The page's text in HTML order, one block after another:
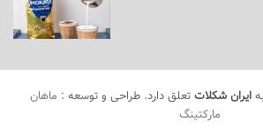
ایران شکلات تعلق دارد. طراحی و توسعه : ماهان
مارکتینگ